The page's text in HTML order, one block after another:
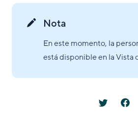
Nota
En este momento, la
está disponible en la Vista